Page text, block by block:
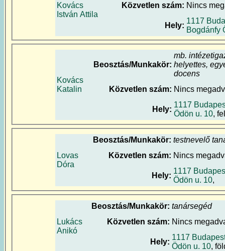
Kovács
István Attila
Közvetlen szám: Nincs
Hely:
1117
Bogdánfy
Kovács
Katalin
Beosztás/Munkakör:
mb.
helyettes,
docens
Közvetlen szám: Nincs
Hely:
1117
Ödön u. 10,
Lovas
Dóra
Beosztás/Munkakör: testnevelő
Közvetlen szám: Nincs
Hely:
1117
Ödön u. 10,
Lukács
Anikó
Beosztás/Munkakör: tanársegéd
Közvetlen szám: Nincs
Hely:
1117
Ödön u. 10,